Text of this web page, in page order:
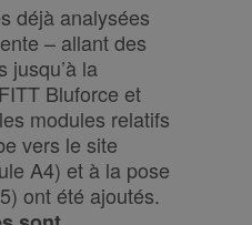
déjà analysées
– allant des
jusqu’à la
Bluforce et
modules relatifs
vers le site
A4) et à la pose
ont été ajoutés.